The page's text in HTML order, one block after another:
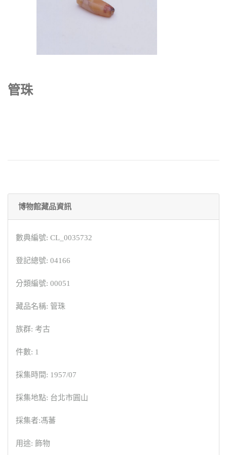
管珠
博物館藏品資訊
數典編號: CL_0035732
登記總號: 04166
分類編號: 00051
藏品名稱: 管珠
族群: 考古
件數: 1
採集時間: 1957/07
採集地點: 台北市圓山
採集者:馮蕃
用途: 飾物